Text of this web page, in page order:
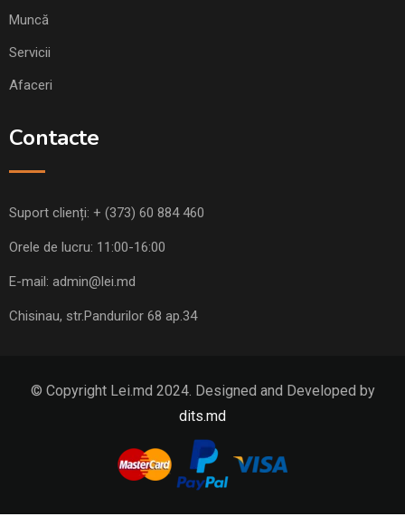
Muncă
Servicii
Afaceri
Contacte
Suport clienți: + (373) 60 884 460
Orele de lucru: 11:00-16:00
E-mail: admin@lei.md
Chisinau, str.Pandurilor 68 ap.34
© Copyright Lei.md 2024. Designed and Developed by
dits.md